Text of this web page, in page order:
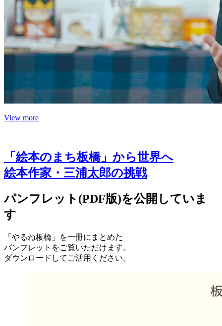
View more
「絵本のまち板橋」から世界へ
絵本作家・三浦太郎の挑戦
パンフレット(PDF版)を公開していま
す
「やるね板橋」を一冊にまとめた
パンフレットをご覧いただけます。
ダウンロードしてご活用ください。